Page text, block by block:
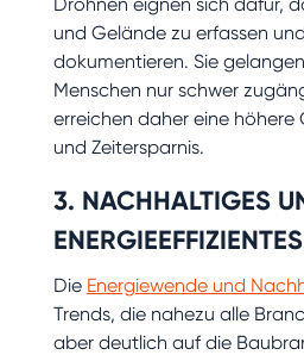
und Gelände zu erfassen
dokumentieren. Sie
Menschen nur schwer
erreichen daher eine höhere
und Zeitersparnis.
3. NACHHALTIGES
Die Energiewende und
Trends, die nahezu alle
aber deutlich auf die